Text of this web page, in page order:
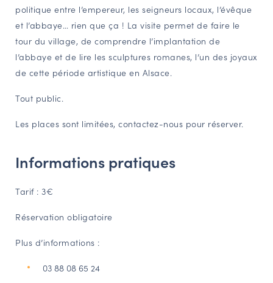
PORTAIL CULTURE
Comité d'Histoire Régionale
Service Inventaire et Patrimoines de la Région Grand Est
Amateurs d’histoire et de patrimoine
Responsables de structures
politique entre l’empereur, les seigneurs locaux, l’évêque
et l’abbaye… rien que ça ! La visite permet de faire le
tour du village, de comprendre l’implantation de
l’abbaye et de lire les sculptures romanes, l’un des joyaux
de cette période artistique en Alsace.
Tout public.
Les places sont limitées, contactez-nous pour réserver.
Informations pratiques
Tarif : 3€
Réservation obligatoire
Plus d’informations :
03 88 08 65 24